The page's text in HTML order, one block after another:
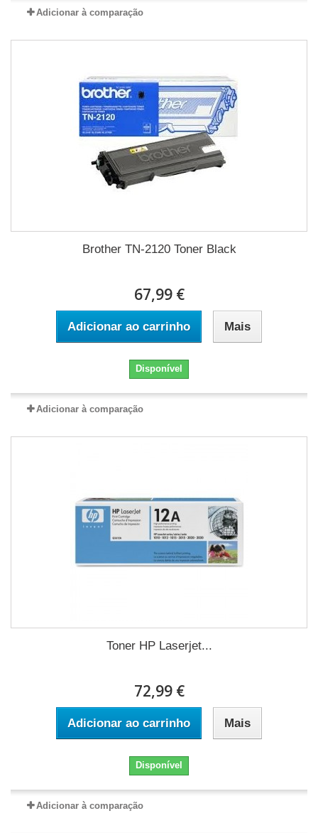
Adicionar à comparação
Brother TN-2120 Toner Black
67,99 €
Adicionar ao carrinho Mais
Disponível
Adicionar à comparação
Toner HP Laserjet...
72,99 €
Adicionar ao carrinho Mais
Disponível
Adicionar à comparação